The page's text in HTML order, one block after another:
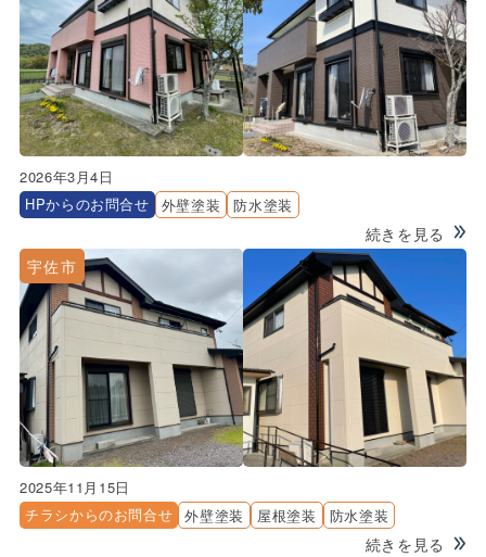
2026年3月4日
HPからのお問合せ
外壁塗装 防水塗装
続きを見る
宇佐市
2025年11月15日
チラシからのお問合せ
外壁塗装 屋根塗装 防水塗装
続きを見る